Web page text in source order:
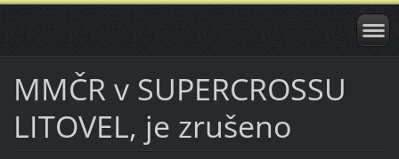
MMČR v SUPERCROSSU
LITOVEL, je zrušeno